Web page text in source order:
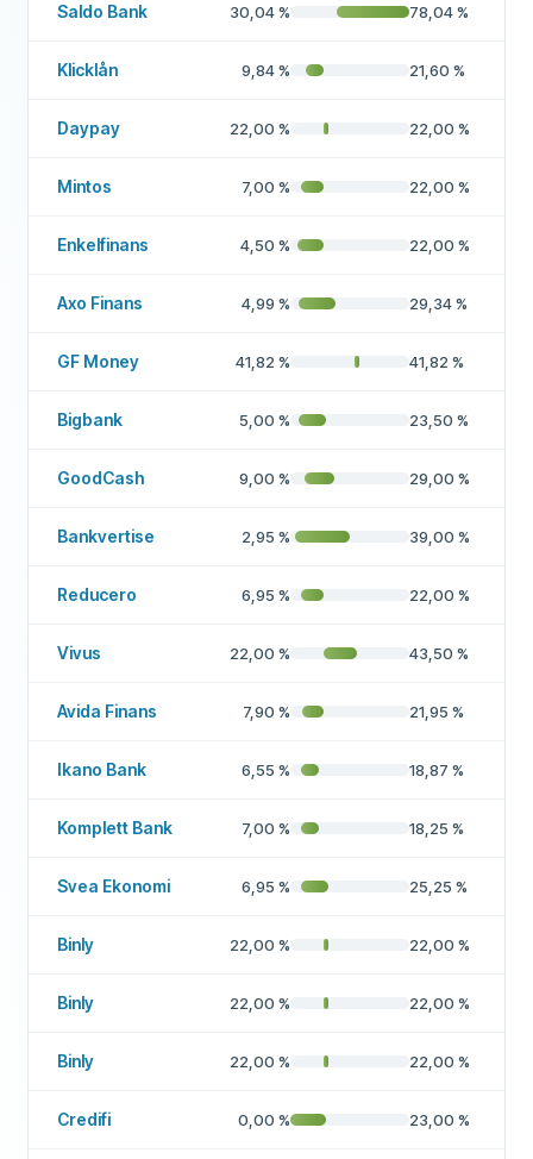
Saldo Bank 30,04% 78,04%
Klicklån 9,84% 21,60 %
Daypay 22,00 % 22,00 %
Mintos 7,00 % 22,00 %
Enkelfinans 4,50 % 22,00 %
Axo Finans 4,99 % 29,34%
GF Money 41,82 % 41,82 %
Bigbank 5,00 % 23,50 %
GoodCash 9,00 % 29,00 %
Bankvertise 2,95 % 39,00 %
Reducero 6,95 % 22,00 %
Vivus 22,00 % 43,50 %
Avida Finans 7,90 % 21,95 %
Ikano Bank 6,55 % 18,87 %
Komplett Bank 7,00 % 18,25 %
Svea Ekonomi 6,95 % 25,25 %
Binly 22,00 % 22,00 %
Binly 22,00 % 22,00 %
Binly 22,00 % 22,00 %
Credifi 0,00 % 23,00 %